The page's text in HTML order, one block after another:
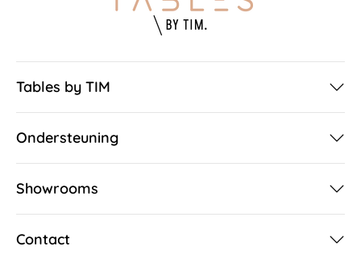
Tables by TIM
Ondersteuning
Showrooms
Contact